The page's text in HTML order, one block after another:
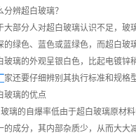
分辨超白玻璃？
大部分人对超白玻璃认识不足，玻
的绿色、蓝色或蓝绿色，而超白玻
玻璃的外观呈银白色，比起电镀锌
家还要仔细辨别其执行标准和规格
玻璃的优点
璃的自爆率低由于超白玻璃原材
的成分，其内部杂质少，从而大大